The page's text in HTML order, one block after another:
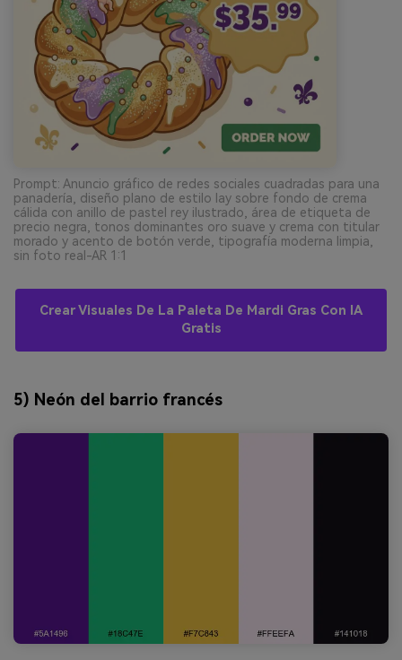
Prompt: Anuncio gráfico de redes sociales cuadradas para una
panadería, diseño plano de estilo lay sobre fondo de crema
cálida con anillo de pastel rey ilustrado, área de etiqueta de
precio negra, tonos dominantes oro suave y crema con titular
morado y acento de botón verde, tipografía moderna limpia,
sin foto real-AR 1:1
Crear Visuales De La Paleta De Mardi Gras Con IA
Gratis
5) Neón del barrio francés